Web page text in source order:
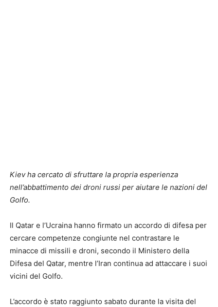
Kiev ha cercato di sfruttare la propria esperienza
nell’abbattimento dei droni russi per aiutare le nazioni del
Golfo.
Il Qatar e l’Ucraina hanno firmato un accordo di difesa per
cercare competenze congiunte nel contrastare le
minacce di missili e droni, secondo il Ministero della
Difesa del Qatar, mentre l’Iran continua ad attaccare i suoi
vicini del Golfo.
L’accordo è stato raggiunto sabato durante la visita del